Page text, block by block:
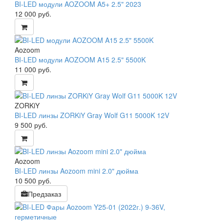
BI-LED модули AOZOOM A5+ 2.5" 2023
12 000 руб.
Aozoom
BI-LED модули AOZOOM A15 2.5" 5500K
11 000 руб.
ZORKiY
BI-LED линзы ZORKiY Gray Wolf G11 5000K 12V
9 500 руб.
Aozoom
BI-LED линзы Aozoom mini 2.0" дюйма
10 500 руб.
Предзаказ